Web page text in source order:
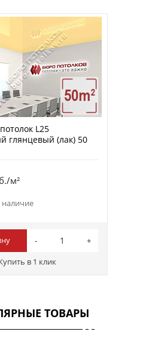
L25
глянцевый (лак) 50
м²
в 1 клик
ТОВАРЫ